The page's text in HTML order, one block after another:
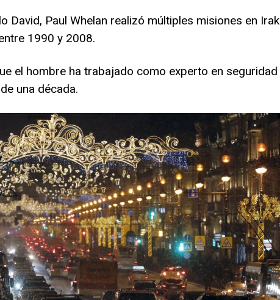
David, Paul Whelan realizó múltiples misiones en Irak
1990 y 2008.
el hombre ha trabajado como experto en seguridad
una década.